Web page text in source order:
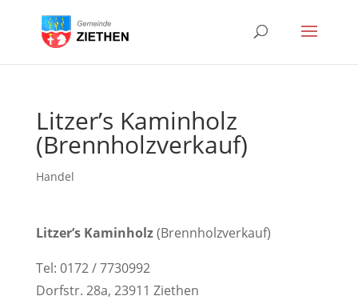
Litzer’s Kaminholz
(Brennholzverkauf)
Handel
Litzer’s Kaminholz(Brennholzverkauf)
Tel: 0172 / 7730992
Dorfstr. 28a, 23911 Ziethen